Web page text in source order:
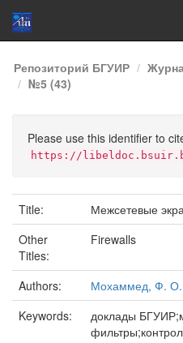
Skip
navigation
Репозиторий БГУИР
№5 (43)
Please use this identifier to
https://
Title:
Межсетевые
Other
Titles:
Firewalls
Authors:
Мохаммед, Ф. О.
Keywords:
доклады